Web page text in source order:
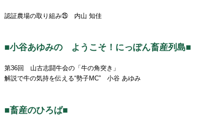
認証農場の取り組み㉕ 内山 知佳
■小谷あゆみの ようこそ！にっぽん畜産列島■
第36回 山古志闘牛会の「牛の角突き」
解説で牛の気持を伝える“勢子MC” 小谷 あゆみ
■畜産のひろば■